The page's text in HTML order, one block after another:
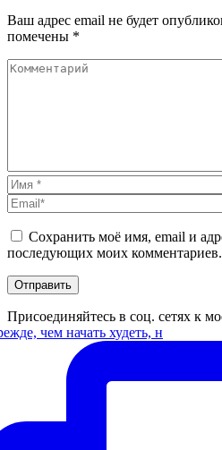
Ваш адрес email не будет
помечены *
Сохранить моё имя, email и
последующих моих комментариев.
Присоединяйтесь в соц. сетях к
чем начать худеть, н